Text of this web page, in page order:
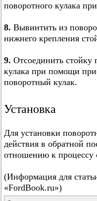
поворотного кулака
8. Вывинтить из
нижнего крепления
9. Отсоединить стойку
кулака при помощи
поворотный кулак.
Установка
Для установки
действия в обратной
отношению к процессу
(Информация для
«FordBook.ru»)